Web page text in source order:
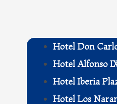
o
o
k
t
t
e
r
Hotel Don
Hotel Alfonso
Hotel Iberia
Hotel Los